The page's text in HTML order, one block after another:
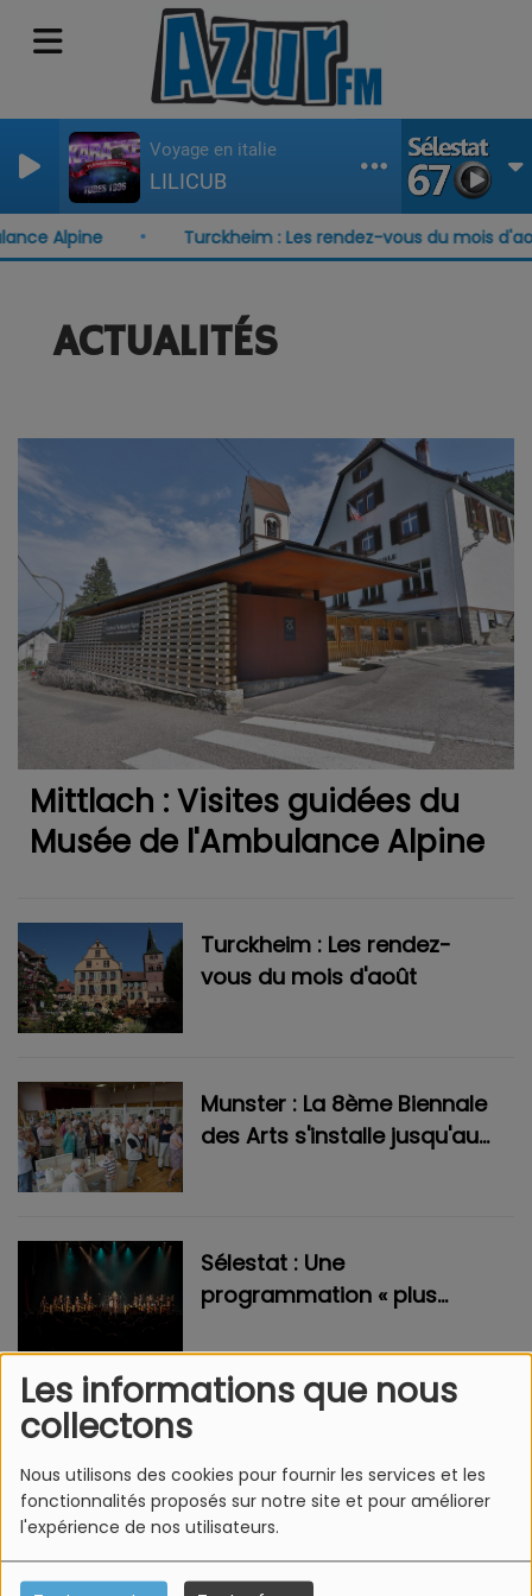
Les informations que nous
collectons
Nous utilisons des cookies pour fournir les services et les
fonctionnalités proposés sur notre site et pour améliorer
l'expérience de nos utilisateurs.
Voyage en italie
LILICUB
Alpine Turckheim : Les rendez-vous du mois d'août
ACTUALITÉS
Mittlach : Visites guidées du
Musée de l'Ambulance Alpine
Turckheim : Les rendez-
vous du mois d'août
Munster : La 8ème Biennale
des Arts s'installe jusqu'au
Sélestat : Une
programmation « plus
Tanzmatten
Illhaeusern : la Fête de la